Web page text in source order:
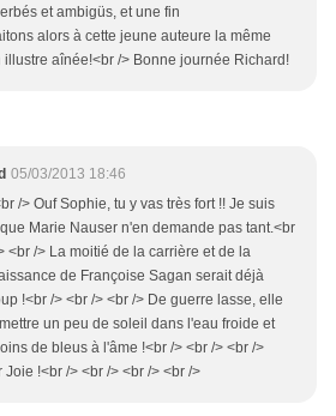
et ambigüs, et une fin
alors à cette jeune auteure la même
illustre aînée!<br /> Bonne journée Richard!
05/03/2013 18:46
/> Ouf Sophie, tu y vas très fort !! Je suis
Marie Nauser n'en demande pas tant.<br
<br /> La moitié de la carrière et de la
de Françoise Sagan serait déjà
!<br /> <br /> <br /> De guerre lasse, elle
un peu de soleil dans l'eau froide et
de bleus à l'âme !<br /> <br /> <br />
Joie !<br /> <br /> <br /> <br />